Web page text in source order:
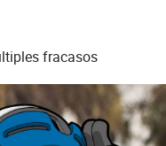
fracasos